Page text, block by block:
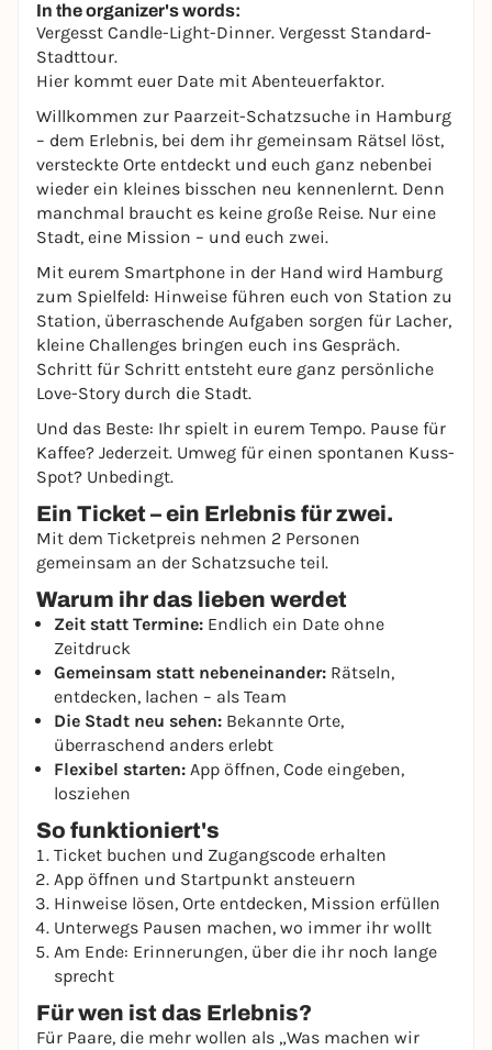
In the organizer's words:
Vergesst Candle-Light-Dinner. Vergesst Standard-
Stadttour.
Hier kommt euer Date mit Abenteuerfaktor.
Willkommen zur Paarzeit-Schatzsuche in Hamburg
– dem Erlebnis, bei dem ihr gemeinsam Rätsel löst,
versteckte Orte entdeckt und euch ganz nebenbei
wieder ein kleines bisschen neu kennenlernt. Denn
manchmal braucht es keine große Reise. Nur eine
Stadt, eine Mission – und euch zwei.
Mit eurem Smartphone in der Hand wird Hamburg
zum Spielfeld: Hinweise führen euch von Station zu
Station, überraschende Aufgaben sorgen für Lacher,
kleine Challenges bringen euch ins Gespräch.
Schritt für Schritt entsteht eure ganz persönliche
Love-Story durch die Stadt.
Und das Beste: Ihr spielt in eurem Tempo. Pause für
Kaffee? Jederzeit. Umweg für einen spontanen Kuss-
Spot? Unbedingt.
Ein Ticket – ein Erlebnis für zwei.
Mit dem Ticketpreis nehmen 2 Personen
gemeinsam an der Schatzsuche teil.
Warum ihr das lieben werdet
Zeit statt Termine: Endlich ein Date ohne
Zeitdruck
Gemeinsam statt nebeneinander: Rätseln,
entdecken, lachen – als Team
Die Stadt neu sehen: Bekannte Orte,
überraschend anders erlebt
Flexibel starten: App öffnen, Code eingeben,
losziehen
So funktioniert's
Ticket buchen und Zugangscode erhalten
App öffnen und Startpunkt ansteuern
Hinweise lösen, Orte entdecken, Mission erfüllen
Unterwegs Pausen machen, wo immer ihr wollt
Am Ende: Erinnerungen, über die ihr noch lange
sprecht
Für wen ist das Erlebnis?
Für Paare, die mehr wollen als „Was machen wir